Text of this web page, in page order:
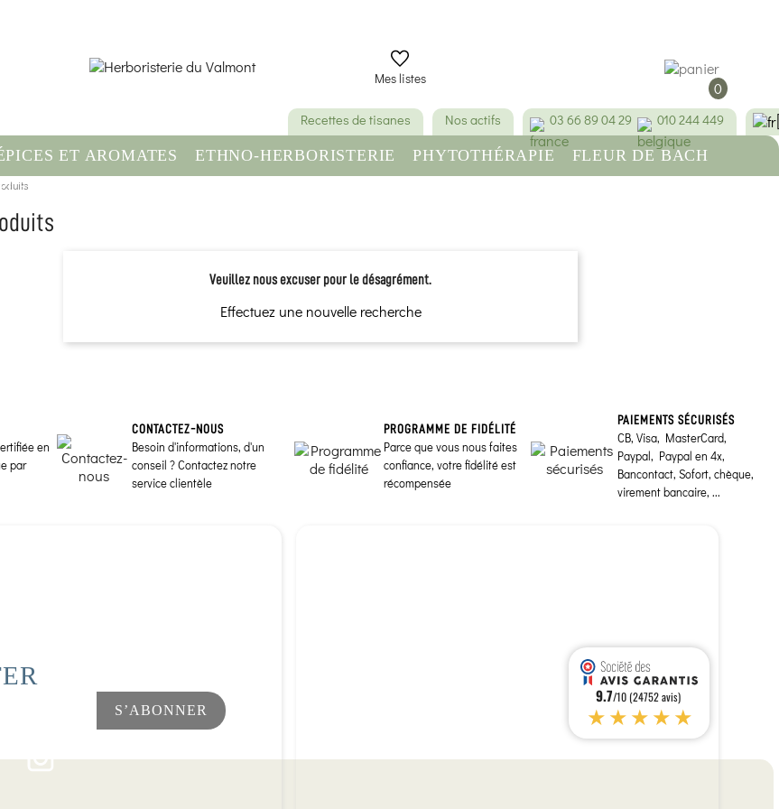
Mes listes 0
Recettes de tisanes Nos actifs 03 66 89 04 29 010 244 449
ET AROMATES ETHNO-HERBORISTERIE PHYTOTHÉRAPIE
FLEUR DE BACH
ALIMENTAIRE
Veuillez nous excuser pour le désagrément.
Effectuez une nouvelle recherche
en
par
CONTACTEZ-NOUS
Besoin d'informations, d'un
conseil ? Contactez notre
service clientèle
PROGRAMME DE FIDÉLITÉ
Parce que vous nous faites
confiance, votre fidélité est
récompensée
PAIEMENTS SÉCURISÉS
CB, Visa, MasterCard,
Paypal, Paypal en 4x,
Bancontact, Sofort, chèque,
virement bancaire, ...
9.7/10 (24752 avis)
★★★★★